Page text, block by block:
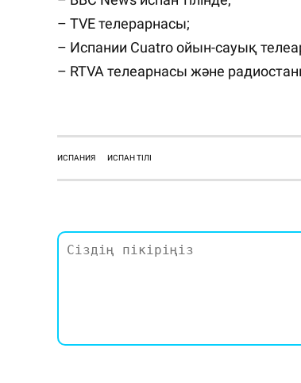
– TVE телерарнасы;⠀
– Испании Cuatro ойын-сауық
– RTVA телеарнасы және
ИСПАНИЯ ИСПАН ТІЛІ